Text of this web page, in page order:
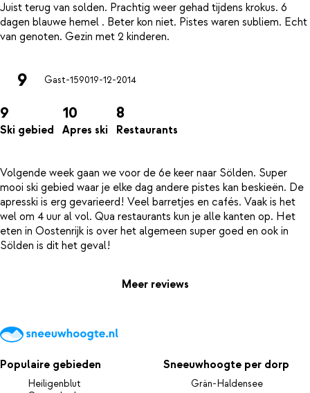
Juist terug van solden. Prachtig weer gehad tijdens krokus. 6
dagen blauwe hemel . Beter kon niet. Pistes waren subliem. Echt
9 Gast-159019-12-2014
9
Ski gebied
10
Apres ski
8
Restaurants
Volgende week gaan we voor de 6e keer naar Sölden. Super
mooi ski gebied waar je elke dag andere pistes kan beskieën. De
apresski is erg gevarieerd! Veel barretjes en cafés. Vaak is het
wel om 4 uur al vol. Qua restaurants kun je alle kanten op. Het
eten in Oostenrijk is over het algemeen super goed en ook in
Meer reviews
Populaire gebieden
Heiligenblut
Sneeuwhoogte per dorp
Grän-Haldensee